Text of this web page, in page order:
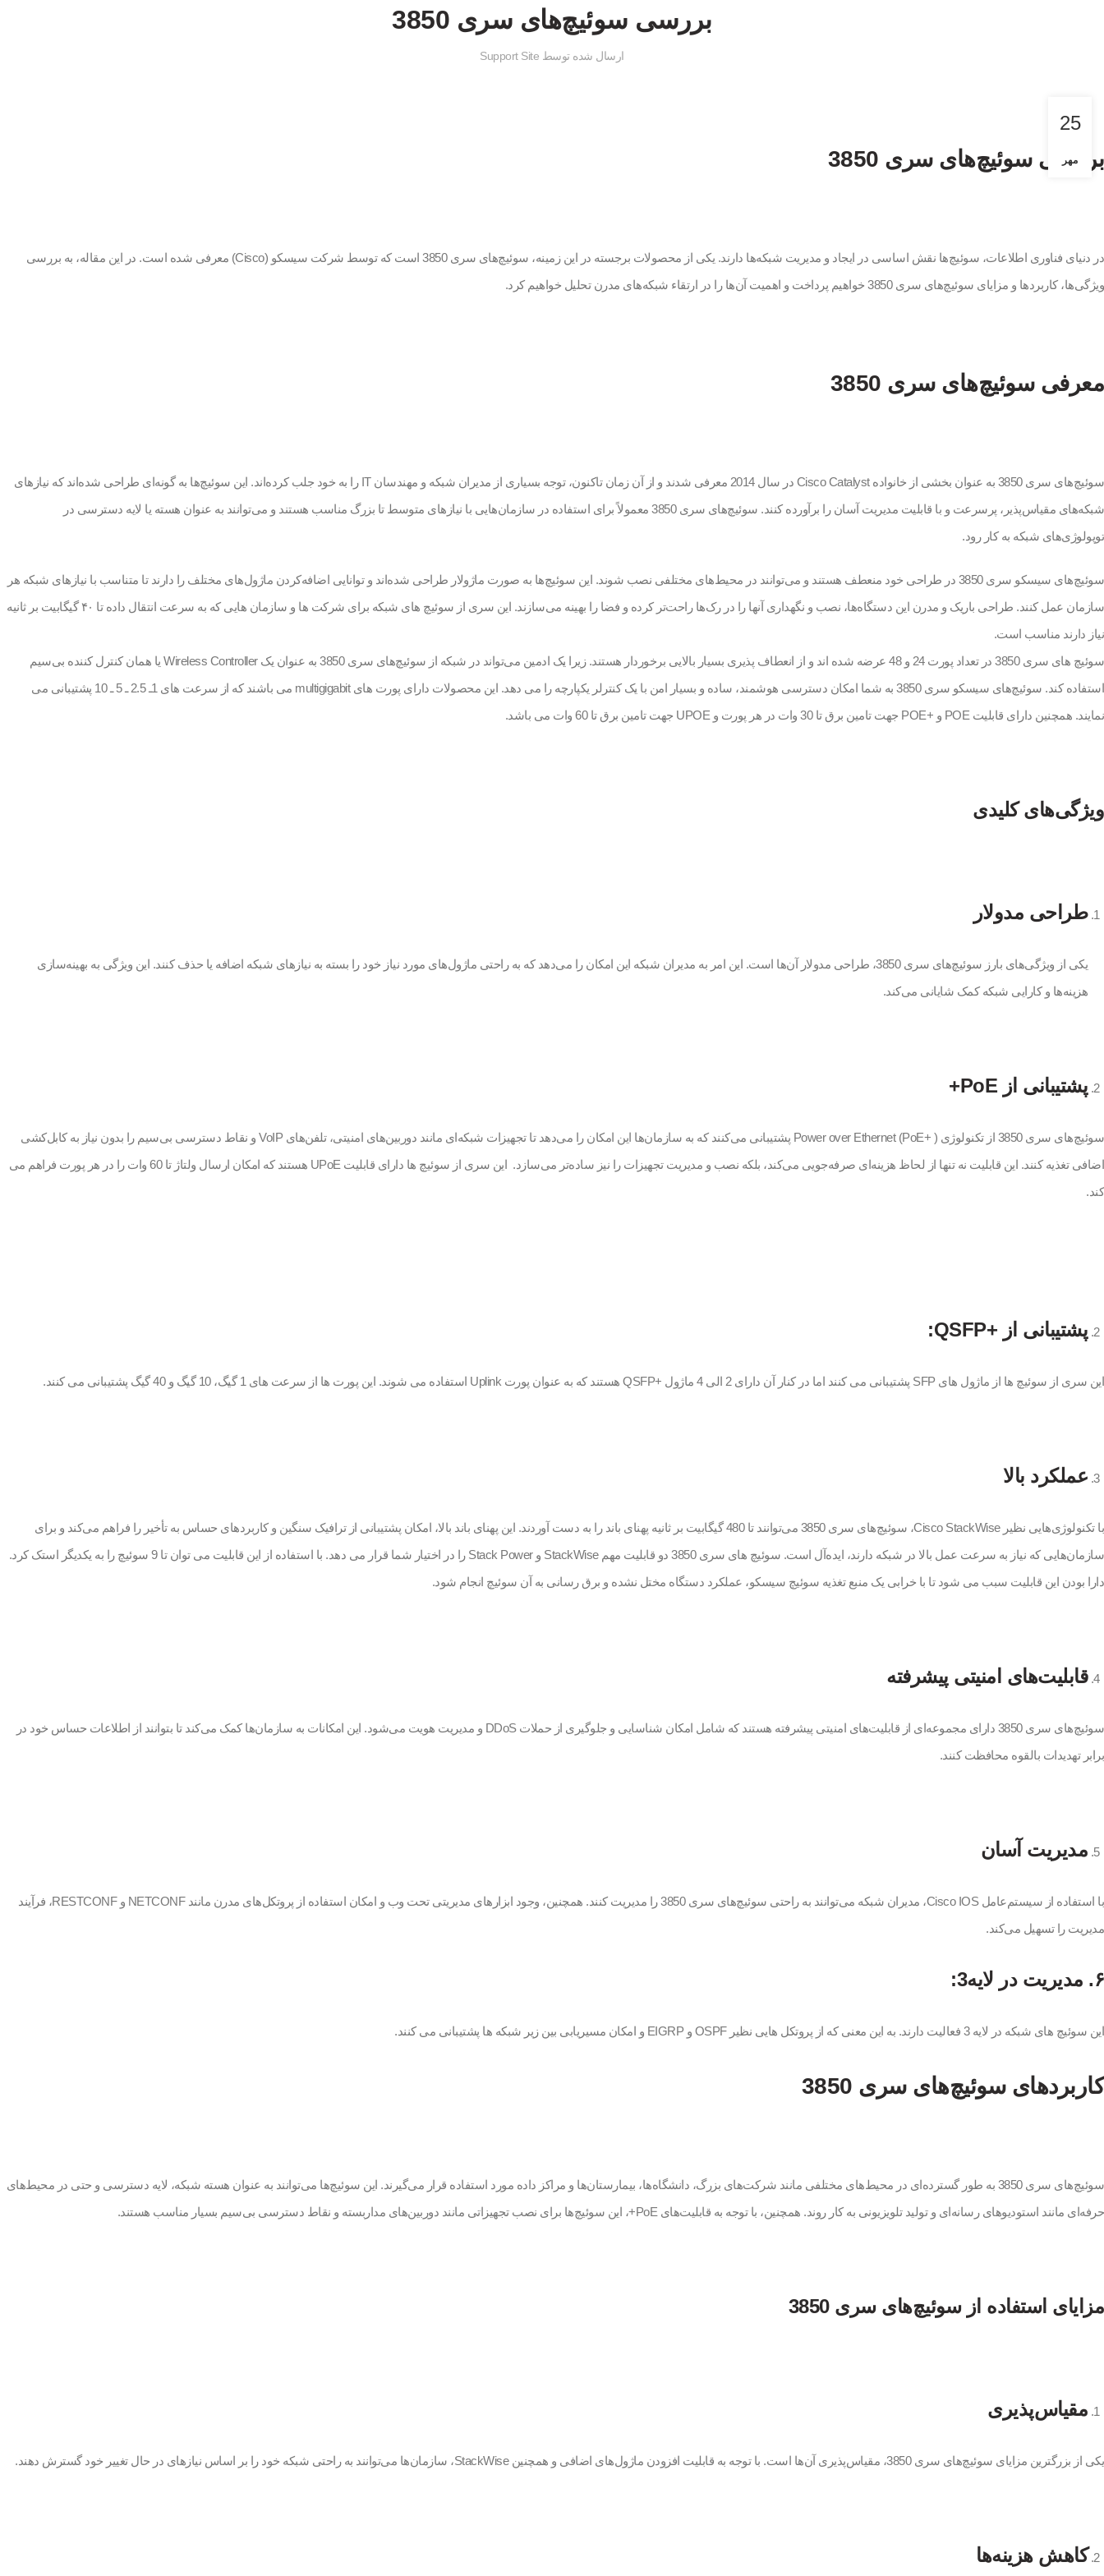
بررسی سوئیچ‌های سری 3850
ارسال شده توسط Support Site
25
مهر
بررسی سوئیچ‌های سری 3850
در دنیای فناوری اطلاعات، سوئیچ‌ها نقش اساسی در ایجاد و مدیریت شبکه‌ها دارند. یکی از محصولات برجسته در این زمینه، سوئیچ‌های سری 3850 است که توسط شرکت سیسکو (Cisco) معرفی شده است. در این مقاله، به بررسی
ویژگی‌ها، کاربردها و مزایای سوئیچ‌های سری 3850 خواهیم پرداخت و اهمیت آن‌ها را در ارتقاء شبکه‌های مدرن تحلیل خواهیم کرد.
معرفی سوئیچ‌های سری 3850
سوئیچ‌های سری 3850 به عنوان بخشی از خانواده Cisco Catalyst در سال 2014 معرفی شدند و از آن زمان تاکنون، توجه بسیاری از مدیران شبکه و مهندسان IT را به خود جلب کرده‌اند. این سوئیچ‌ها به گونه‌ای طراحی شده‌اند که نیازهای
شبکه‌های مقیاس‌پذیر، پرسرعت و با قابلیت مدیریت آسان را برآورده کنند. سوئیچ‌های سری 3850 معمولاً برای استفاده در سازمان‌هایی با نیازهای متوسط تا بزرگ مناسب هستند و می‌توانند به عنوان هسته یا لایه دسترسی در
توپولوژی‌های شبکه به کار رود.
سوئیچ‌های سیسکو سری 3850 در طراحی خود منعطف هستند و می‌توانند در محیط‌های مختلفی نصب شوند. این سوئیچ‌ها به صورت ماژولار طراحی شده‌اند و توانایی اضافه‌کردن ماژول‌های مختلف را دارند تا متناسب با نیازهای شبکه هر
سازمان عمل کنند. طراحی باریک و مدرن این دستگاه‌ها، نصب و نگهداری آنها را در رک‌ها راحت‌تر کرده و فضا را بهینه می‌سازند. این سری از سوئیچ های شبکه برای شرکت ها و سازمان هایی که به سرعت انتقال داده تا ۴۰ گیگابیت بر ثانیه
نیاز دارند مناسب است.
سوئیچ های سری 3850 در تعداد پورت 24 و 48 عرضه شده اند و از انعطاف پذیری بسیار بالایی برخوردار هستند. زیرا یک ادمین می‌تواند در شبکه از سوئیچ‌های سری 3850 به عنوان یک Wireless Controller یا همان کنترل کننده بی‌سیم
استفاده کند. سوئیچ‌های سیسکو سری 3850 به شما امکان دسترسی هوشمند، ساده و بسیار امن با یک کنترلر یکپارچه را می دهد. این محصولات دارای پورت های multigigabit می باشند که از سرعت های 1ـ 2.5 ـ 5 ـ 10 پشتیبانی می
نمایند. همچنین دارای قابلیت POE و +POE جهت تامین برق تا 30 وات در هر پورت و UPOE جهت تامین برق تا 60 وات می باشد.
ویژگی‌های کلیدی
طراحی مدولار
یکی از ویژگی‌های بارز سوئیچ‌های سری 3850، طراحی مدولار آن‌ها است. این امر به مدیران شبکه این امکان را می‌دهد که به راحتی ماژول‌های مورد نیاز خود را بسته به نیازهای شبکه اضافه یا حذف کنند. این ویژگی به بهینه‌سازی
هزینه‌ها و کارایی شبکه کمک شایانی می‌کند.
پشتیبانی از PoE+
سوئیچ‌های سری 3850 از تکنولوژی Power over Ethernet (PoE+ ) پشتیبانی می‌کنند که به سازمان‌ها این امکان را می‌دهد تا تجهیزات شبکه‌ای مانند دوربین‌های امنیتی، تلفن‌های VoIP و نقاط دسترسی بی‌سیم را بدون نیاز به کابل‌کشی
اضافی تغذیه کنند. این قابلیت نه تنها از لحاظ هزینه‌ای صرفه‌جویی می‌کند، بلکه نصب و مدیریت تجهیزات را نیز ساده‌تر می‌سازد. این سری از سوئیچ ها دارای قابلیت UPoE هستند که امکان ارسال ولتاژ تا 60 وات را در هر پورت فراهم می
کند.
پشتیبانی از +QSFP:
این سری از سوئیچ ها از ماژول های SFP پشتیبانی می کنند اما در کنار آن دارای 2 الی 4 ماژول +QSFP هستند که به عنوان پورت Uplink استفاده می شوند. این پورت ها از سرعت های 1 گیگ، 10 گیگ و 40 گیگ پشتیبانی می کنند.
عملکرد بالا
با تکنولوژی‌هایی نظیر Cisco StackWise، سوئیچ‌های سری 3850 می‌توانند تا 480 گیگابیت بر ثانیه پهنای باند را به دست آوردند. این پهنای باند بالا، امکان پشتیبانی از ترافیک سنگین و کاربردهای حساس به تأخیر را فراهم می‌کند و برای
سازمان‌هایی که نیاز به سرعت عمل بالا در شبکه دارند، ایده‌آل است. سوئیچ های سری 3850 دو قابلیت مهم StackWise و Stack Power را در اختیار شما قرار می دهد. با استفاده از این قابلیت می توان تا 9 سوئیچ را به یکدیگر استک کرد.
دارا بودن این قابلیت سبب می شود تا با خرابی یک منبع تغذیه سوئیچ سیسکو، عملکرد دستگاه مختل نشده و برق رسانی به آن سوئیچ انجام شود.
قابلیت‌های امنیتی پیشرفته
سوئیچ‌های سری 3850 دارای مجموعه‌ای از قابلیت‌های امنیتی پیشرفته هستند که شامل امکان شناسایی و جلوگیری از حملات DDoS و مدیریت هویت می‌شود. این امکانات به سازمان‌ها کمک می‌کند تا بتوانند از اطلاعات حساس خود در
برابر تهدیدات بالقوه محافظت کنند.
مدیریت آسان
با استفاده از سیستم‌عامل Cisco IOS، مدیران شبکه می‌توانند به راحتی سوئیچ‌های سری 3850 را مدیریت کنند. همچنین، وجود ابزارهای مدیریتی تحت وب و امکان استفاده از پروتکل‌های مدرن مانند NETCONF و RESTCONF، فرآیند
مدیریت را تسهیل می‌کند.
۶. مدیریت در لایه3:
این سوئیچ های شبکه در لایه 3 فعالیت دارند. به این معنی که از پروتکل هایی نظیر OSPF و EIGRP و امکان مسیریابی بین زیر شبکه ها پشتیبانی می کنند.
کاربردهای سوئیچ‌های سری 3850
سوئیچ‌های سری 3850 به طور گسترده‌ای در محیط‌های مختلفی مانند شرکت‌های بزرگ، دانشگاه‌ها، بیمارستان‌ها و مراکز داده مورد استفاده قرار می‌گیرند. این سوئیچ‌ها می‌توانند به عنوان هسته شبکه، لایه دسترسی و حتی در محیط‌های
حرفه‌ای مانند استودیوهای رسانه‌ای و تولید تلویزیونی به کار روند. همچنین، با توجه به قابلیت‌های PoE+، این سوئیچ‌ها برای نصب تجهیزاتی مانند دوربین‌های مداربسته و نقاط دسترسی بی‌سیم بسیار مناسب هستند.
مزایای استفاده از سوئیچ‌های سری 3850
مقیاس‌پذیری
یکی از بزرگترین مزایای سوئیچ‌های سری 3850، مقیاس‌پذیری آن‌ها است. با توجه به قابلیت افزودن ماژول‌های اضافی و همچنین StackWise، سازمان‌ها می‌توانند به راحتی شبکه خود را بر اساس نیازهای در حال تغییر خود گسترش دهند.
کاهش هزینه‌ها